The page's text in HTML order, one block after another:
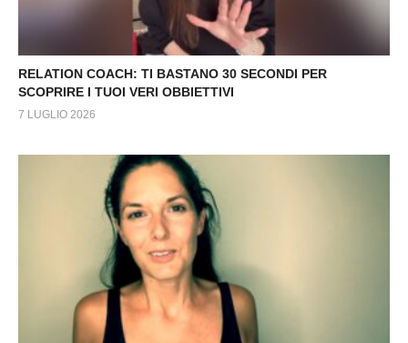
RELATION COACH: TI BASTANO 30 SECONDI PER
SCOPRIRE I TUOI VERI OBBIETTIVI
7 LUGLIO 2026